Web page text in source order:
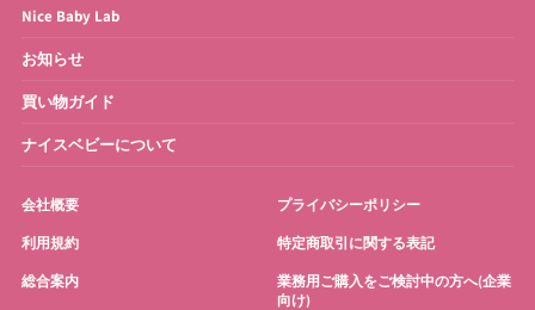
Nice Baby Lab
お知らせ
買い物ガイド
ナイスベビーについて
会社概要 プライバシーポリシー
利用規約 特定商取引に関する表記
総合案内
業務用ご購入をご検討中の方へ(企業
向け)